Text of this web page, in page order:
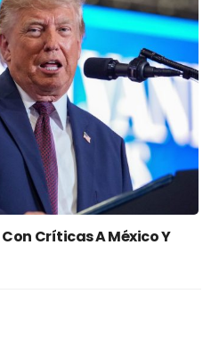
Críticas A México Y